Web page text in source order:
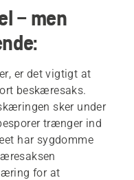
– men
er det vigtigt at
beskæresaks.
sker under
trænger ind
har sygdomme
for at